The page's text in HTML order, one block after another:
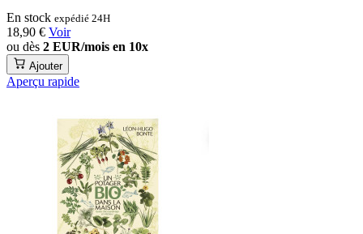
En stock expédié 24H
18,90 € Voir
ou dès 2 EUR/mois en 10x
Ajouter
Aperçu rapide